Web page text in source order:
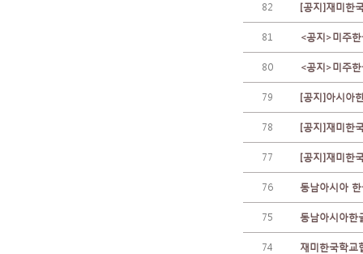
82 [공지]재미한
81 <공지>미주
80 <공지>미주
79 [공지]아시아
78 [공지]재미한
77 [공지]재미한
76 동남아시아
75 동남아시아한
74 재미한국학교